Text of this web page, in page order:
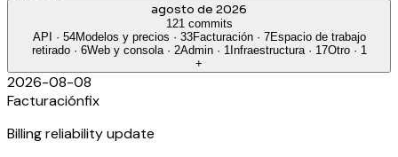
agosto de 2026
121 commits
API · 54Modelos y precios · 33Facturación· 7Espacio de trabajo
retirado· 6Web y consola· 2Admin· 1 Infraestructura· 17Otro· 1
+
2026-08-08
Facturaciónfix
Billing reliability update